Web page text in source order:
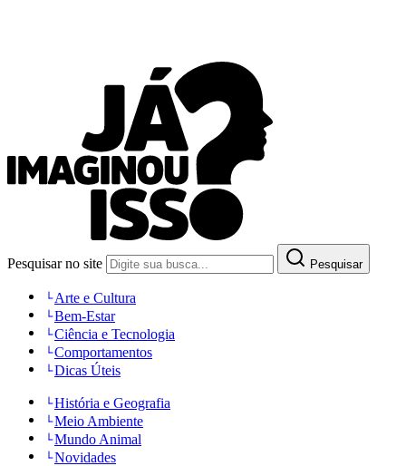
Pesquisar no site Pesquisar
Arte e Cultura
Bem-Estar
Ciência e Tecnologia
Comportamentos
Dicas Úteis
História e Geografia
Meio Ambiente
Mundo Animal
Novidades